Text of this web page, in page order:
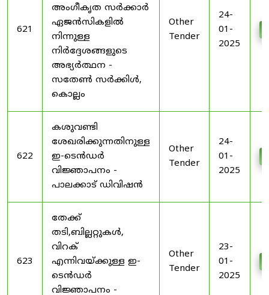
621
അംഗീകൃത സർക്കാർ
ഏജൻസികളിൽ
നിന്നുള്ള
നിർദ്ദേശങ്ങളുടെ
അഭ്യർത്ഥന -
സതേൺ സർക്കിൾ,
കൊല്ലം
Other
Tender
24-
01-
2025
622
കശുവണ്ടി
ശേഖരിക്കുന്നതിനുള്ള
ഇ-ടെൻഡർ
വിജ്ഞാപനം -
പാലക്കാട് ഡിവിഷൻ
Other
Tender
24-
01-
2025
623
തേക്ക്
തടി,ബില്ലറ്റുകൾ,
വിറക്
എന്നിവയ്ക്കുള്ള ഇ-
ടെൻഡർ
വിജ്ഞാപനം -
Other
Tender
23-
01-
2025